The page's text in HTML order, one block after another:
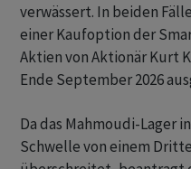
verwässert. In beiden
einer Kaufoption der
Aktien von Aktionär Kurt
Ende September 2026
Da das Mahmoudi-Lager
Schwelle von einem